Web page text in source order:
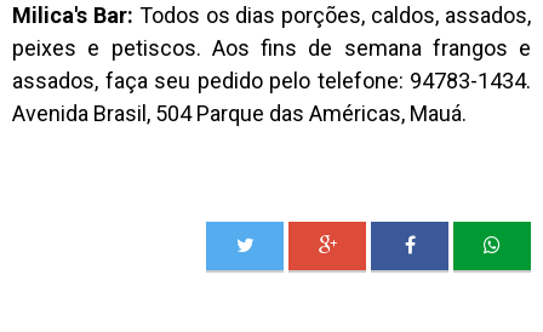
Milica's Bar: Todos os dias porções, caldos, assados,
peixes e petiscos. Aos fins de semana frangos e
assados, faça seu pedido pelo telefone: 94783-1434.
Avenida Brasil, 504 Parque das Américas, Mauá.